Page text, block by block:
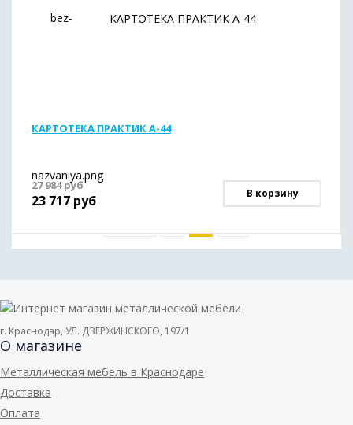
КАРТОТЕКА ПРАКТИК А-44
27 984 руб
23 717 руб В корзину
г. Краснодар, УЛ. ДЗЕРЖИНСКОГО, 197/1
О магазине
Металлическая мебель в Краснодаре
Доставка
Оплата